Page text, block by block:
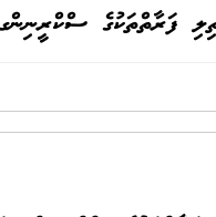
ފަރާތްތަކުގެ